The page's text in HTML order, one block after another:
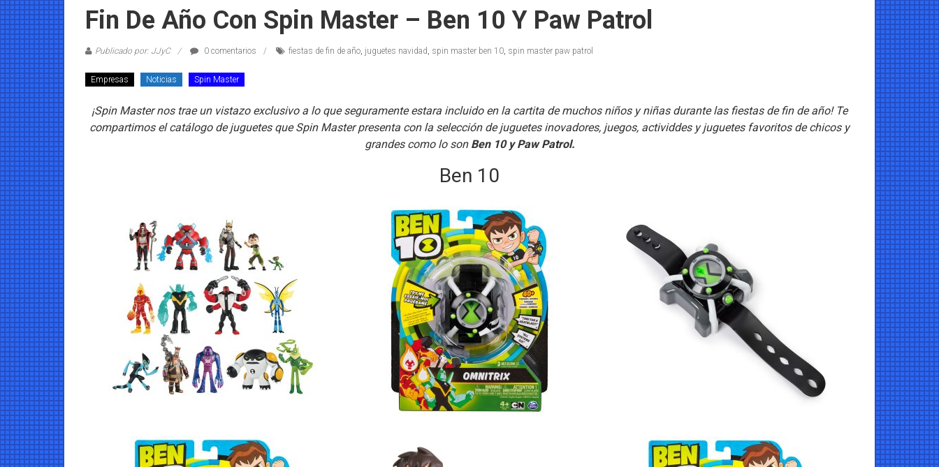
Coleccionables
y
entretenimiento
coleccionistas.
Fin De Año Con Spin Master – Ben 10 Y Paw Patrol
Publicado por: JJyC 0 comentarios fiestas de fin de año, juguetes navidad, spin master ben 10, spin master paw patrol
Empresas Noticias Spin Master
¡Spin Master nos trae un vistazo exclusivo a lo que seguramente estara incluido en la cartita de muchos niños y niñas durante las fiestas de fin de año! Te
compartimos el catálogo de juguetes que Spin Master presenta con la selección de juguetes inovadores, juegos, actividdes y juguetes favoritos de chicos y
grandes como lo son Ben 10 y Paw Patrol.
Ben 10